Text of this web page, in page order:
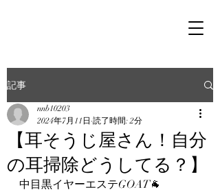
記事
【耳そうじ屋さん！自分
の耳掃除どうしてる？】
nnb10203
2024年7月11日 読了時間: 2分
中目黒イヤーエステGOAT🐐